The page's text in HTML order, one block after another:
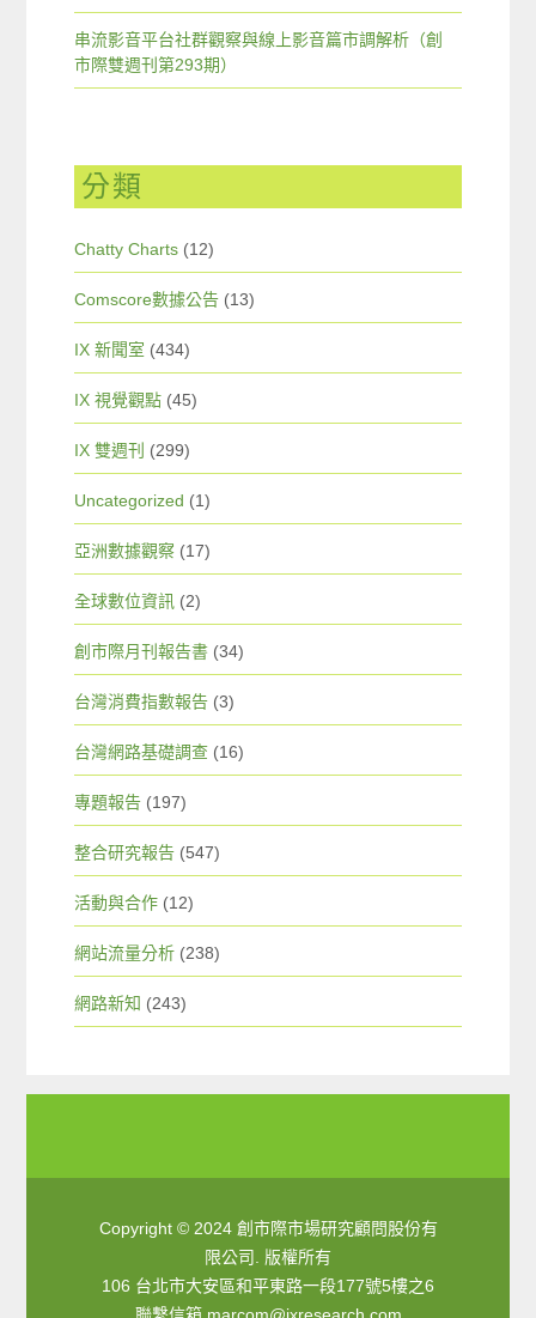
串流影音平台社群觀察與線上影音篇市調解析（創
市際雙週刊第293期）
分類
Chatty Charts (12)
Comscore數據公告 (13)
IX 新聞室 (434)
IX 視覺觀點 (45)
IX 雙週刊 (299)
Uncategorized (1)
亞洲數據觀察 (17)
全球數位資訊 (2)
創市際月刊報告書 (34)
台灣消費指數報告 (3)
台灣網路基礎調查 (16)
專題報告 (197)
整合研究報告 (547)
活動與合作 (12)
網站流量分析 (238)
網路新知 (243)
Copyright © 2024 創市際市場研究顧問股份有
限公司. 版權所有
106 台北市大安區和平東路一段177號5樓之6